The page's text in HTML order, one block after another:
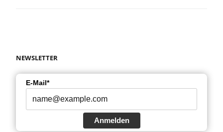
NEWSLETTER
E-Mail*
Anmelden